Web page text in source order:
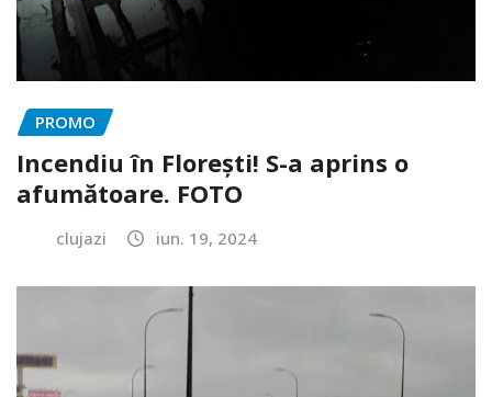
PROMO
Incendiu în Florești! S-a aprins o
afumătoare. FOTO
clujazi iun. 19, 2024